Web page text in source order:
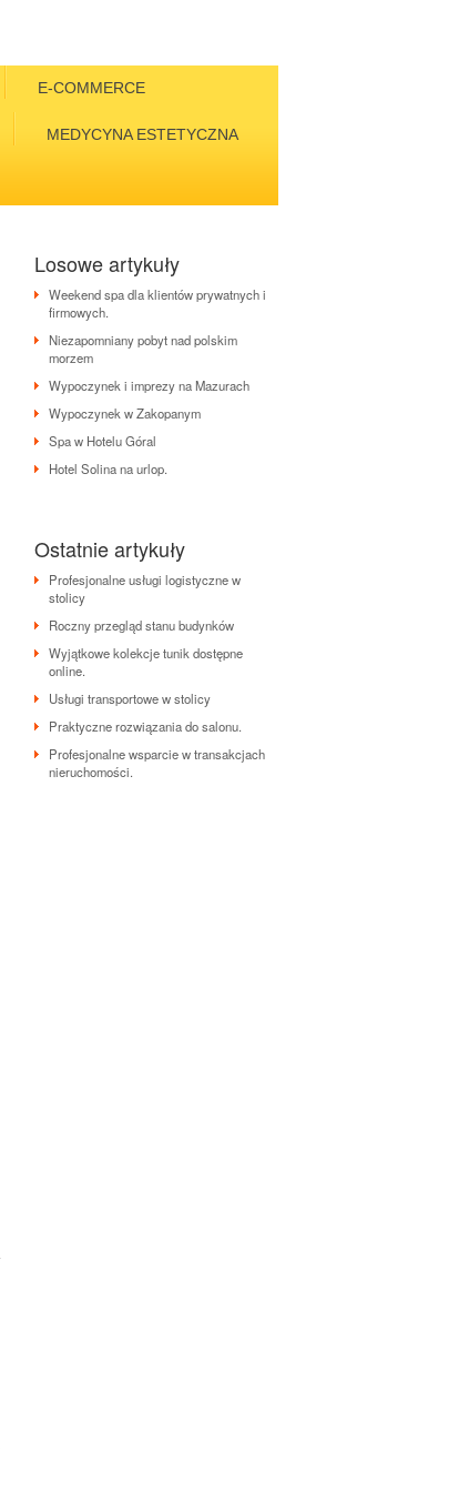
E-COMMERCE
MEDYCYNA ESTETYCZNA
Losowe artykuły
Weekend spa dla klientów prywatnych i
firmowych.
Niezapomniany pobyt nad polskim
morzem
Wypoczynek i imprezy na Mazurach
Wypoczynek w Zakopanym
Spa w Hotelu Góral
Hotel Solina na urlop.
Ostatnie artykuły
Profesjonalne usługi logistyczne w
stolicy
Roczny przegląd stanu budynków
Wyjątkowe kolekcje tunik dostępne
online.
Usługi transportowe w stolicy
Praktyczne rozwiązania do salonu.
Profesjonalne wsparcie w transakcjach
nieruchomości.